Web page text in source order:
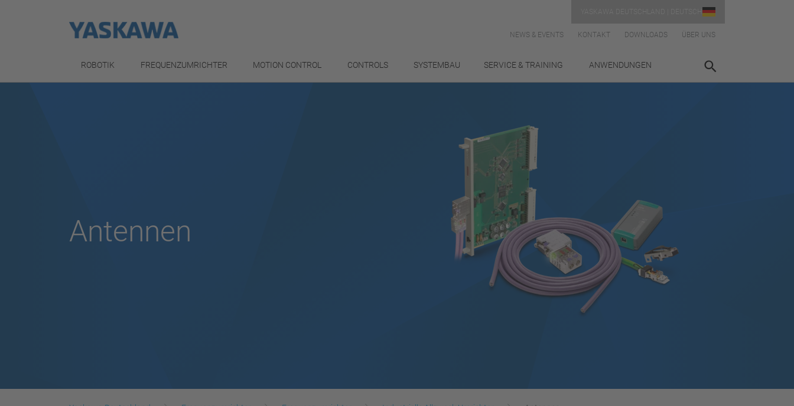
NEWS & EVENTS KONTAKT DOWNLOADS ÜBER UNS
ROBOTIK FREQUENZUMRICHTER MOTION CONTROL CONTROLS SYSTEMBAU SERVICE & TRAINING ANWENDUNGEN
Antennen